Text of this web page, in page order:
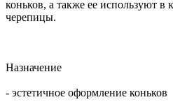
коньков, а также ее используют в
черепицы.
Назначение
- эстетичное оформление коньков